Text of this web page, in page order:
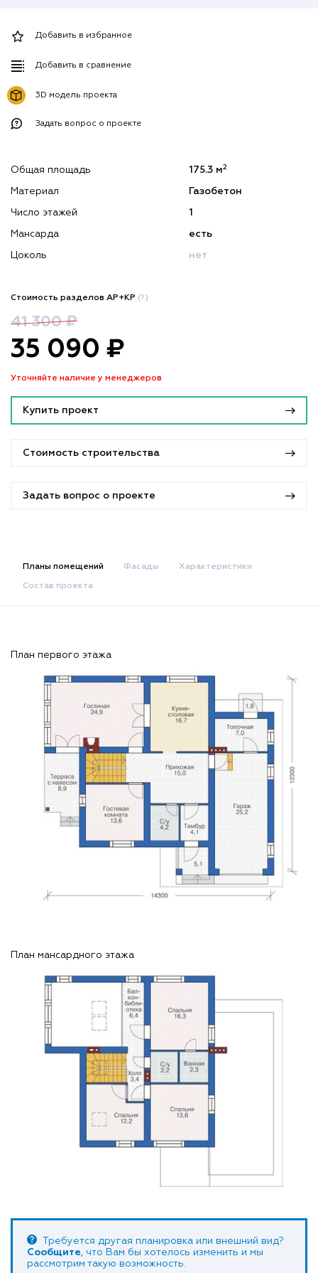
Добавить в избранное
Добавить в сравнение
3D модель проекта
Задать вопрос о проекте
Общая площадь 175.3 м2
Материал Газобетон
Число этажей 1
Мансарда есть
Цоколь нет
Стоимость разделов АР+КР (?)
41 300 ₽
35 090 ₽
Уточняйте наличие у менеджеров
Купить проект
Стоимость строительства
Задать вопрос о проекте
Планы помещений Фасады Характеристики
Состав проекта
План первого этажа
План мансардного этажа
Требуется другая планировка или внешний вид?
Сообщите, что Вам бы хотелось изменить и мы
рассмотрим такую возможность.